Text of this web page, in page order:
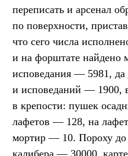
переписать и арсенал
по поверхности,
что сего числа
и на форштате найдено
исповедания — 5981, да
и исповеданий — 1900,
в крепости: пушек
лафетов — 128, на
мортир — 10. Пороху до
калибера — 30000,